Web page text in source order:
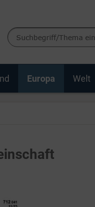
Europa Welt